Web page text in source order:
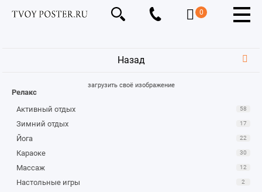
0
Назад
загрузить своё изображение
Релакс
Активный отдых
58
Зимний отдых 17
Йога 22
Караоке 30
Массаж 12
Настольные игры 2